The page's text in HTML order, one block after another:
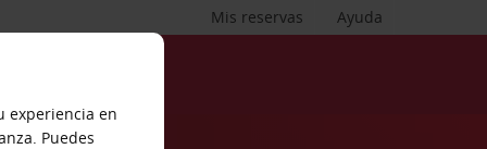
Ayuda
Mis reservas
experiencia en
Puedes